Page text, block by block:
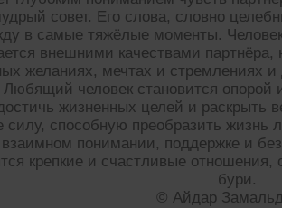
совет. Его слова, словно
в самые тяжёлые моменты.
внешними качествами
желаниях, мечтах и стремлениях
человек становится опорой
жизненных целей и раскрыть
силу, способную преобразить
понимании, поддержке и
крепкие и счастливые
бури.
© Айдар